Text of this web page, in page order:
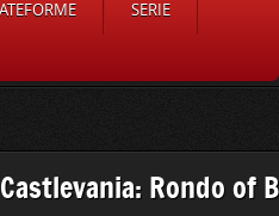
SERIE
Rondo of